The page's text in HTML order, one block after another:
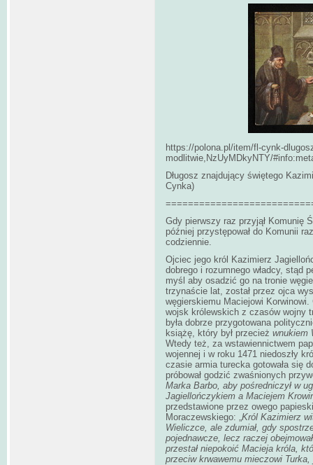
https://polona.pl/item/fl-cynk-
modlitwie,NzUyMDkyNTY/
Długosz znajdujący świętego
Cynka)
Gdy pierwszy raz przyjął Komunię
później przystępował do Komunii
codziennie.
Ojciec jego król Kazimierz
dobrego i rozumnego władcy, stąd
myśl aby osadzić go na tronie
trzynaście lat, został przez ojca
węgierskiemu Maciejowi
wojsk królewskich z czasów wojny
była dobrze przygotowana
książę, który był przecież wnukiem
Wtedy też, za wstawiennictwem
wojennej i w roku 1471 niedoszły
czasie armia turecka gotowała się
próbował godzić zwaśnionych
Marka Barbo, aby pośredniczył w
Jagiellończykiem a Maciejem
przedstawione przez owego
Moraczewskiego: „Król Kazimierz
Wieliczce, ale zdumiał, gdy
pojednawcze, lecz raczej
przestał niepokoić Macieja króla,
przeciw krwawemu mieczowi